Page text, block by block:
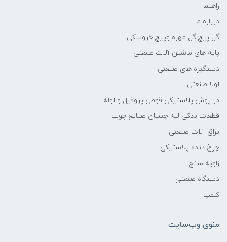
راهنما
درباره ما
گل پیچ گل مهره وپیچ خروسکی
پایه های ماشین آلات صنعتی
دستگیره های صنعتی
لولا صنعتی
در پوش پلاستیکی قوطی پروفیل و لوله
قطعات یدکی لبه چسبان صنایع چوب
یراق آلات صنعتی
چرخ دنده پلاستیکی
زاویه سنج
دستگاه صنعتی
کلمپ
منوی وب‌سایت